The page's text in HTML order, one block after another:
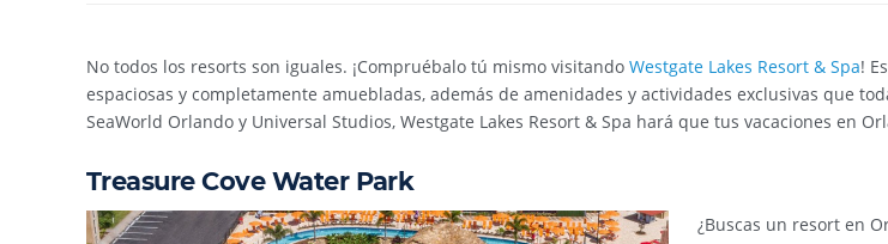
No todos los resorts son iguales. ¡Compruébalo tú mismo visitando Westgate Lakes Resort & Spa!
espaciosas y completamente amuebladas, además de amenidades y actividades exclusivas que
SeaWorld Orlando y Universal Studios, Westgate Lakes Resort & Spa hará que tus vacaciones en
Treasure Cove Water Park
¿Buscas un resort en